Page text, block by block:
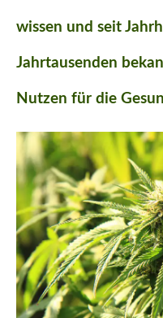
wissen und seit
Jahrtausenden
Nutzen für die